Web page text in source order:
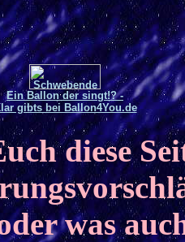
Ein Ballon der singt!? -
gibts bei Ballon4You.de
diese
was